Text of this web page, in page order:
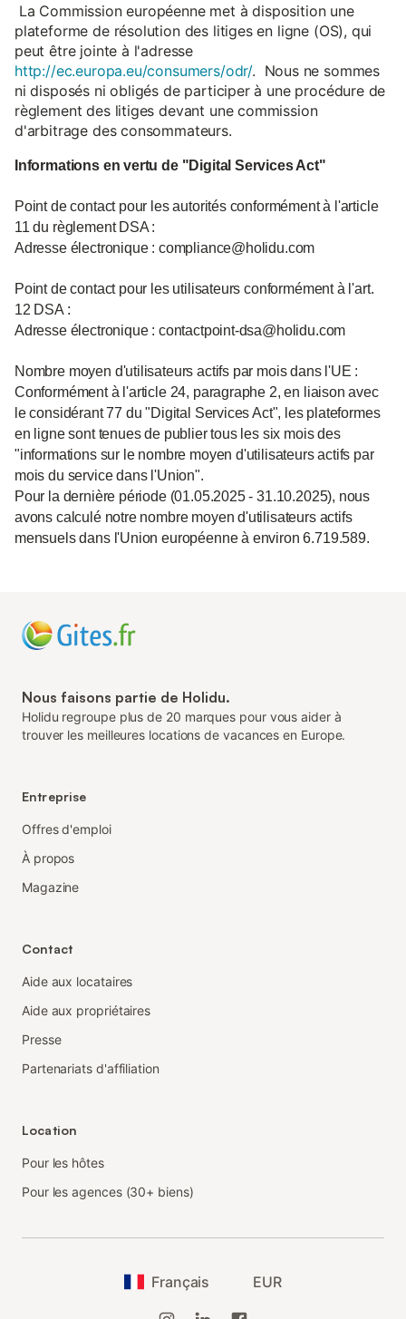
La Commission européenne met à disposition une
plateforme de résolution des litiges en ligne (OS), qui
peut être jointe à l'adresse
http://ec.europa.eu/consumers/odr/. Nous ne sommes
ni disposés ni obligés de participer à une procédure de
règlement des litiges devant une commission
d'arbitrage des consommateurs.
Informations en vertu de "Digital Services Act"
Point de contact pour les autorités conformément à l'article
11 du règlement DSA :
Adresse électronique : compliance@holidu.com
Point de contact pour les utilisateurs conformément à l'art.
12 DSA :
Adresse électronique : contactpoint-dsa@holidu.com
Nombre moyen d'utilisateurs actifs par mois dans l'UE :
Conformément à l'article 24, paragraphe 2, en liaison avec
le considérant 77 du "Digital Services Act", les plateformes
en ligne sont tenues de publier tous les six mois des
"informations sur le nombre moyen d'utilisateurs actifs par
mois du service dans l'Union".
Pour la dernière période (01.05.2025 - 31.10.2025), nous
avons calculé notre nombre moyen d'utilisateurs actifs
mensuels dans l'Union européenne à environ 6.719.589.
Nous faisons partie de Holidu.
Holidu regroupe plus de 20 marques pour vous aider à
trouver les meilleures locations de vacances en Europe.
Entreprise
Offres d'emploi
À propos
Magazine
Contact
Aide aux locataires
Aide aux propriétaires
Presse
Partenariats d'affiliation
Location
Pour les hôtes
Pour les agences (30+ biens)
Français EUR